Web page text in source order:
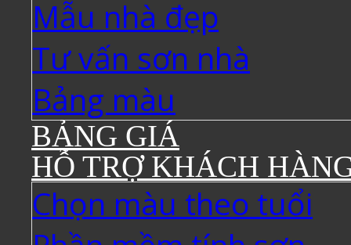
Mẫu nhà đẹp
Tư vấn sơn nhà
Bảng màu
BẢNG GIÁ
HỖ TRỢ KHÁCH
Chọn màu theo tuổi